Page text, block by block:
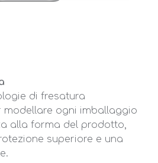
di fresatura
modellare ogni imballaggio
alla forma del prodotto,
superiore e una